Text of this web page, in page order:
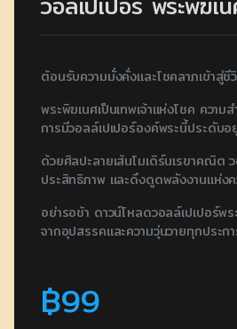
ต้อนรับความมั่งคั่งและโชคลาภเข้าสู่
พระพิฆเนศเป็นเทพเจ้าแห่งโชค ควา
การมีวอลล์เปเปอร์องค์พระนี้ประดับ
ด้วยศิลปะลายเส้นโมเดิร์นเรขาคณิต
ประสิทธิภาพ และดึงดูดพลังงานแห่งค
อย่ารอช้า ดาวน์โหลดวอลล์เปเปอร์
จากอุปสรรคและความวุ่นวายทุกประ
฿99